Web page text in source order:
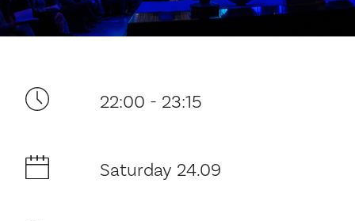
The music in the Cathedral
History and architecture
22:00 - 23:15
Saturday 24.09